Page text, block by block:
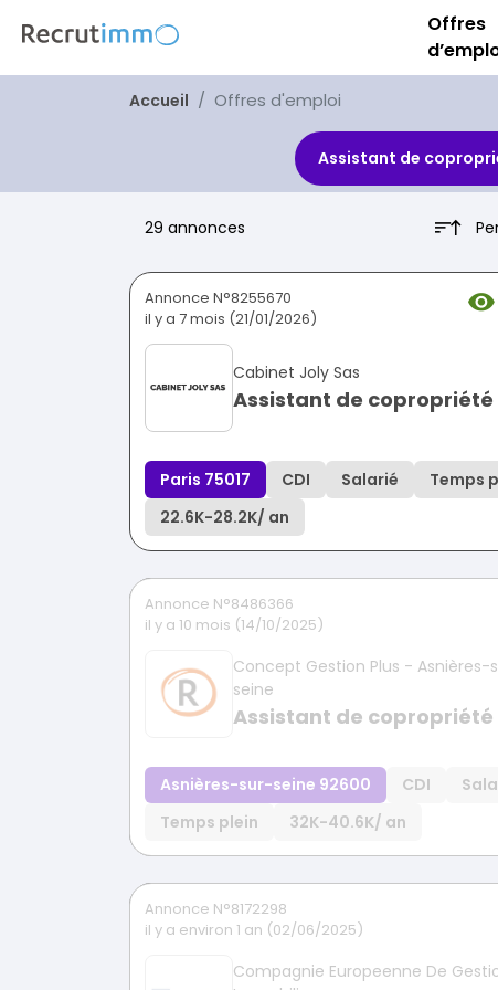
Offres
Accueil Offres d'emploi
Assistant de
29 annonces
Annonce N°8255670
il y a 7 mois (21/01/2026)
Cabinet Joly Sas
Assistant de copropriété
Paris 75017 CDI Salarié
Temps
22.6K-28.2K/ an
Annonce N°8486366
il y a 10 mois (14/10/2025)
Concept Gestion Plus - Asnières-
seine
Assistant de copropriété
Asnières-sur-seine 92600 CDI
Temps plein
32K-40.6K/ an
Annonce N°8172298
il y a environ 1 an (02/06/2025)
Compagnie Europeenne De